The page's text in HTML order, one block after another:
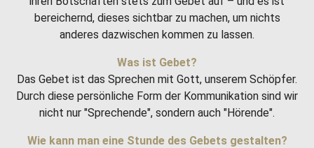
bereichernd, dieses sichtbar zu machen, um nichts
anderes dazwischen kommen zu lassen.
Was ist Gebet?
Das Gebet ist das Sprechen mit Gott, unserem Schöpfer.
Durch diese persönliche Form der Kommunikation sind wir
nicht nur "Sprechende", sondern auch "Hörende".
Wie kann man eine Stunde des Gebets gestalten?